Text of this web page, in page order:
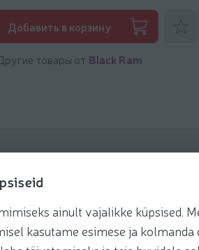
ainult vajalikke küpsised.
kasutame esimese ja
Добавить в корзину
товары от Black Ram